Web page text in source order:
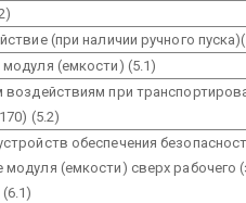
(при наличии ручного
(емкости) (5.1)
воздействиям при
(5.2)
обеспечения
(емкости) сверх рабочего